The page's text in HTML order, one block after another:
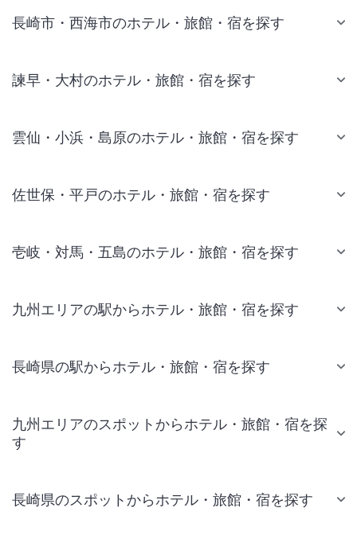
長崎市・西海市のホテル・旅館・宿を探す
諫早・大村のホテル・旅館・宿を探す
雲仙・小浜・島原のホテル・旅館・宿を探す
佐世保・平戸のホテル・旅館・宿を探す
壱岐・対馬・五島のホテル・旅館・宿を探す
九州エリアの駅からホテル・旅館・宿を探す
長崎県の駅からホテル・旅館・宿を探す
九州エリアのスポットからホテル・旅館・宿を探
す
長崎県のスポットからホテル・旅館・宿を探す